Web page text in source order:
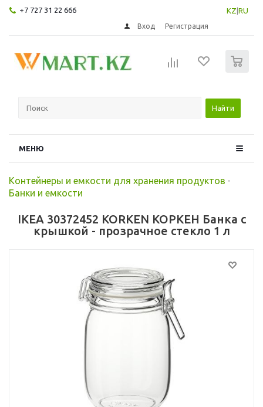
+7 727 31 22 666 KZ RU
Вход Регистрация
Найти
МЕНЮ
Контейнеры и емкости для хранения продуктов -
Банки и емкости
IKEA 30372452 KORKEN КОРКЕН Банка с
крышкой - прозрачное стекло 1 л